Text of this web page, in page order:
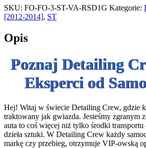
SKU: FO-FO-3-ST-VA-RSD1G Kategorie:
[2012-2014], ST
Opis
Poznaj Detailing
Eksperci od
Hej! Witaj w świecie Detailing Crew, gdzie
traktowany jak gwiazda. Jesteśmy zgranym
auta to coś więcej niż tylko środki transportu
dzieła sztuki. W Detailing Crew każdy
markę czy przebieg, otrzymuje VIP-owską